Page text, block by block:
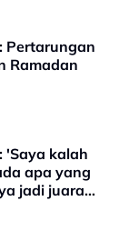
Pertarungan
Ramadan
'Saya kalah
apa yang
jadi juara